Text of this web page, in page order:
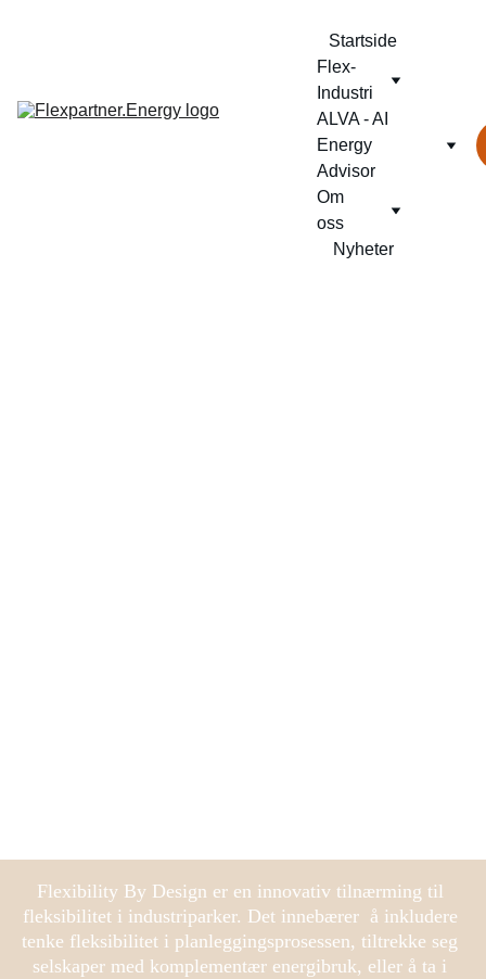
Startside
Flex-
Industri
ALVA - AI
Energy
Advisor
Om
oss
Nyheter
Flexibility By Design er en innovativ tilnærming til
fleksibilitet i industriparker. Det innebærer  å inkludere
tenke fleksibilitet i planleggingsprosessen, tiltrekke seg
selskaper med komplementær energibruk, eller å ta i